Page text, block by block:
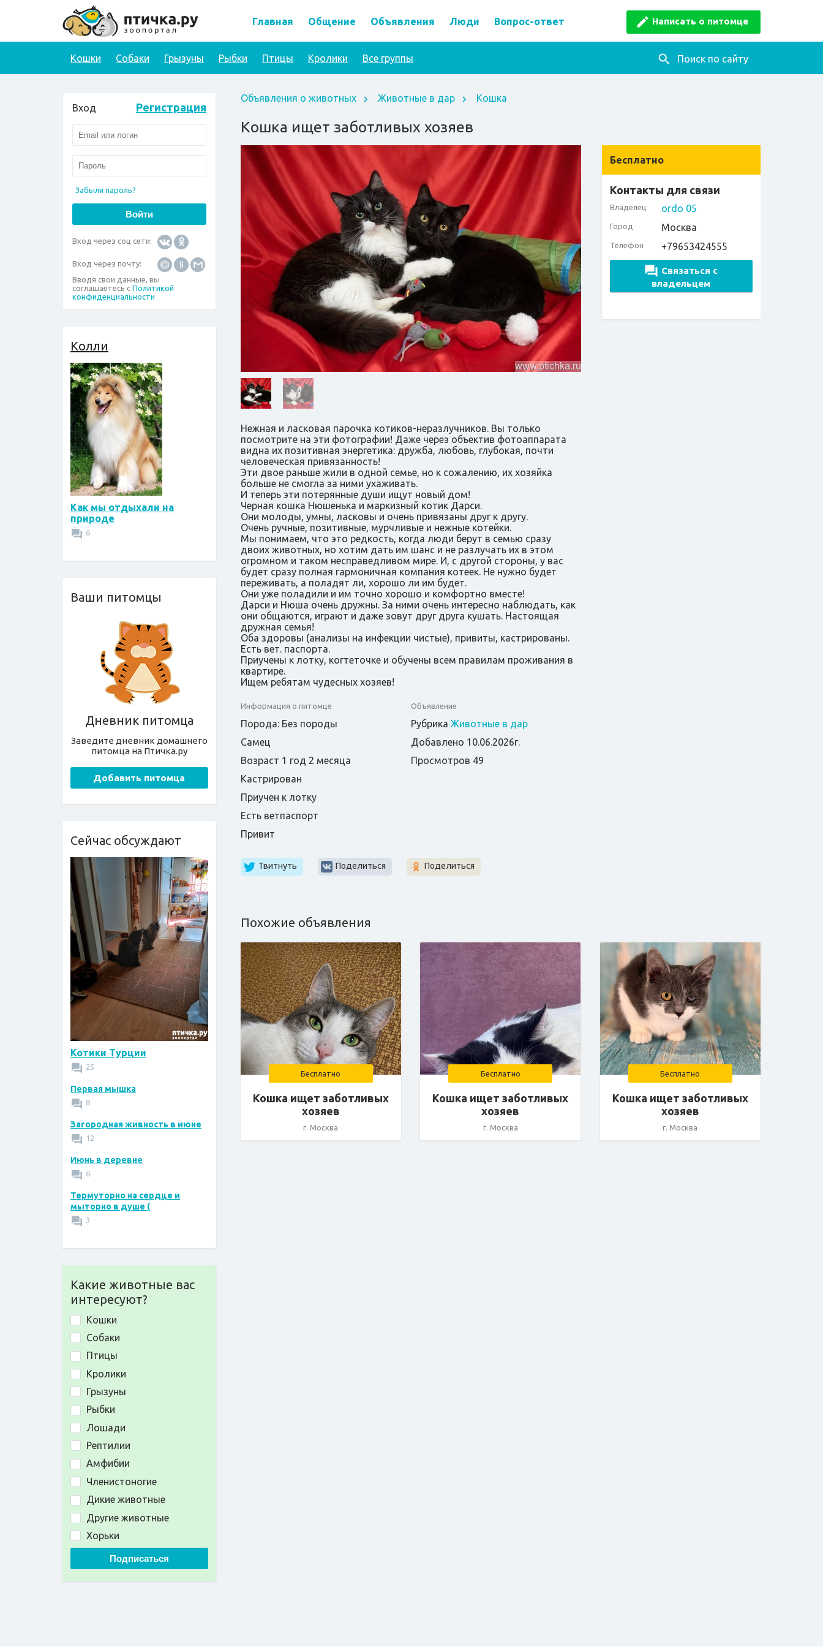
Написать о питомце
Главная Общение Объявления Люди Вопрос-ответ
Поиск по сайту
Кошки Собаки Грызуны Рыбки Птицы Кролики Все группы
Вход Регистрация
Забыли пароль?
Вход через соц сети:
Вход через почту:
Вводя свои данные, вы
соглашаетесь с Политикой
конфиденциальности
Колли
Как мы отдыхали на
природе
6
Ваши питомцы
Дневник питомца
Заведите дневник домашнего
питомца на Птичка.ру
Добавить питомца
Сейчас обсуждают
Котики Турции
25
Первая мышка
8
Загородная живность в июне
12
Июнь в деревне
6
Термуторно на сердце и
мыторно в душе (
3
Какие животные вас
интересуют?
Кошки
Собаки
Птицы
Кролики
Грызуны
Рыбки
Лошади
Рептилии
Амфибии
Членистоногие
Дикие животные
Другие животные
Хорьки
Подписаться
Объявления о животных Животные в дар Кошка
Кошка ищет заботливых хозяев
Бесплатно
Контакты для связи
Владелец ordo 05
Город Москва
Телефон +79653424555
Связаться с
владельцем
Нежная и ласковая парочка котиков-неразлучников. Вы только
посмотрите на эти фотографии! Даже через объектив фотоаппарата
видна их позитивная энергетика: дружба, любовь, глубокая, почти
человеческая привязанность!
Эти двое раньше жили в одной семье, но к сожалению, их хозяйка
больше не смогла за ними ухаживать.
И теперь эти потерянные души ищут новый дом!
Черная кошка Нюшенька и маркизный котик Дарси.
Они молоды, умны, ласковы и очень привязаны друг к другу.
Очень ручные, позитивные, мурчливые и нежные котейки.
Мы понимаем, что это редкость, когда люди берут в семью сразу
двоих животных, но хотим дать им шанс и не разлучать их в этом
огромном и таком несправедливом мире. И, с другой стороны, у вас
будет сразу полная гармоничная компания котеек. Не нужно будет
переживать, а поладят ли, хорошо ли им будет.
Они уже поладили и им точно хорошо и комфортно вместе!
Дарси и Нюша очень дружны. За ними очень интересно наблюдать, как
они общаются, играют и даже зовут друг друга кушать. Настоящая
дружная семья!
Оба здоровы (анализы на инфекции чистые), привиты, кастрированы.
Есть вет. паспорта.
Приучены к лотку, когтеточке и обучены всем правилам проживания в
квартире.
Ищем ребятам чудесных хозяев!
Информация о питомце
Порода: Без породы
Самец
Возраст 1 год 2 месяца
Кастрирован
Приучен к лотку
Есть ветпаспорт
Привит
Объявление
Рубрика Животные в дар
Добавлено 10.06.2026г.
Просмотров 49
Твитнуть Поделиться Поделиться
Похожие объявления
Бесплатно
Кошка ищет заботливых
хозяев
г. Москва
Бесплатно
Кошка ищет заботливых
хозяев
г. Москва
Бесплатно
Кошка ищет заботливых
хозяев
г. Москва